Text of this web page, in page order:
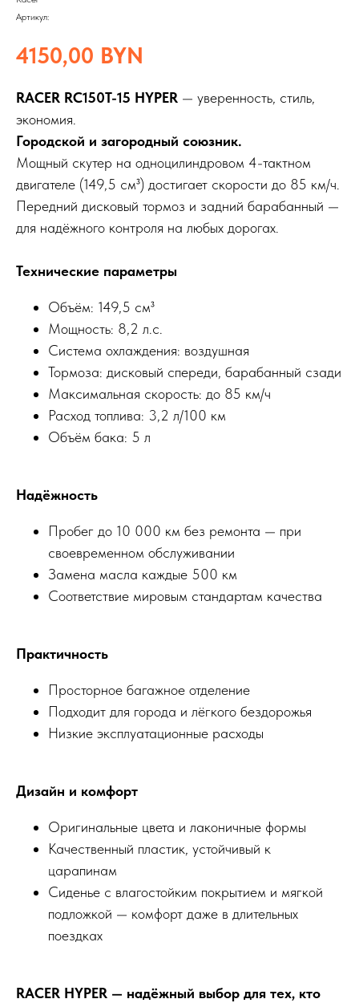
Артикул:
4150,00 BYN
RACER RC150T-15 HYPER — уверенность, стиль,
экономия.
Городской и загородный союзник.
Мощный скутер на одноцилиндровом 4-тактном
двигателе (149,5 см³) достигает скорости до 85 км/ч.
Передний дисковый тормоз и задний барабанный —
для надёжного контроля на любых дорогах.
Технические параметры
Объём: 149,5 см³
Мощность: 8,2 л.с.
Система охлаждения: воздушная
Тормоза: дисковый спереди, барабанный сзади
Максимальная скорость: до 85 км/ч
Расход топлива: 3,2 л/100 км
Объём бака: 5 л
Надёжность
Пробег до 10 000 км без ремонта — при
своевременном обслуживании
Замена масла каждые 500 км
Соответствие мировым стандартам качества
Практичность
Просторное багажное отделение
Подходит для города и лёгкого бездорожья
Низкие эксплуатационные расходы
Дизайн и комфорт
Оригинальные цвета и лаконичные формы
Качественный пластик, устойчивый к
царапинам
Сиденье с влагостойким покрытием и мягкой
подложкой — комфорт даже в длительных
поездках
RACER HYPER — надёжный выбор для тех, кто